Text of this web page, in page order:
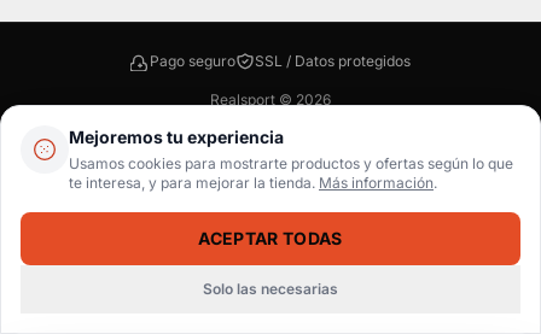
Mejoremos tu experiencia
Usamos cookies para mostrarte productos y ofertas según lo que
te interesa, y para mejorar la tienda. Más información.
ACEPTAR TODAS
Solo las necesarias
Pago seguro SSL / Datos protegidos
Realsport © 2026
WebPay MercadoPago
Buscar